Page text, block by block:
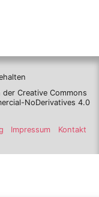
Creative Commons
NoDerivatives 4.0
Impressum Kontakt